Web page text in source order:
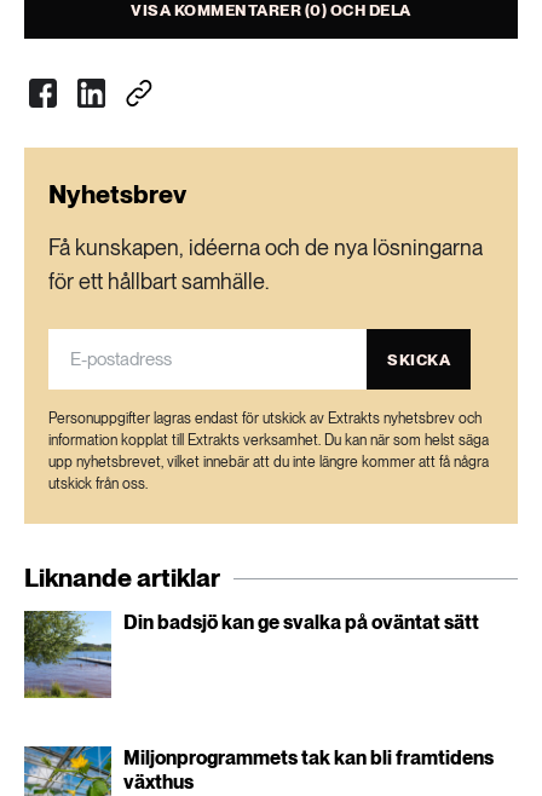
VISA KOMMENTARER (0) OCH DELA
Nyhetsbrev
Få kunskapen, idéerna och de nya lösningarna
för ett hållbart samhälle.
SKICKA
Personuppgifter lagras endast för utskick av Extrakts nyhetsbrev och
information kopplat till Extrakts verksamhet. Du kan när som helst säga
upp nyhetsbrevet, vilket innebär att du inte längre kommer att få några
utskick från oss.
Liknande artiklar
Din badsjö kan ge svalka på oväntat sätt
Miljonprogrammets tak kan bli framtidens
växthus